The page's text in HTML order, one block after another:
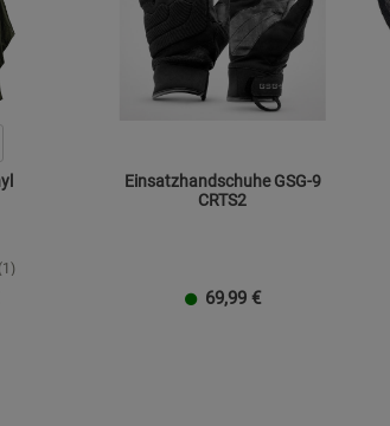
(1)
Einsatzhandschuhe GSG-9
CRTS2
69,99 €